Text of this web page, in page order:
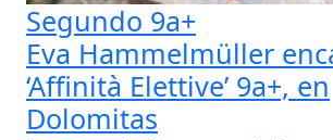
Segundo 9a+
Eva Hammelmüller
‘Affinità Elettive’ 9a+, en
Dolomitas